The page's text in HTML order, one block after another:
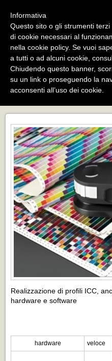
BLVE
HUB di
formazione,
PROFILAZIONE ICC
Realizzazione di profili ICC,
hardware e software
hardware veloce
Informativa
Questo sito o gli strumenti
di cookie necessari al
nella cookie policy. Se vuoi
a tutti o ad alcuni cookie,
Chiudendo questo banner,
su un link o proseguendo la
acconsenti all’uso dei cookie.